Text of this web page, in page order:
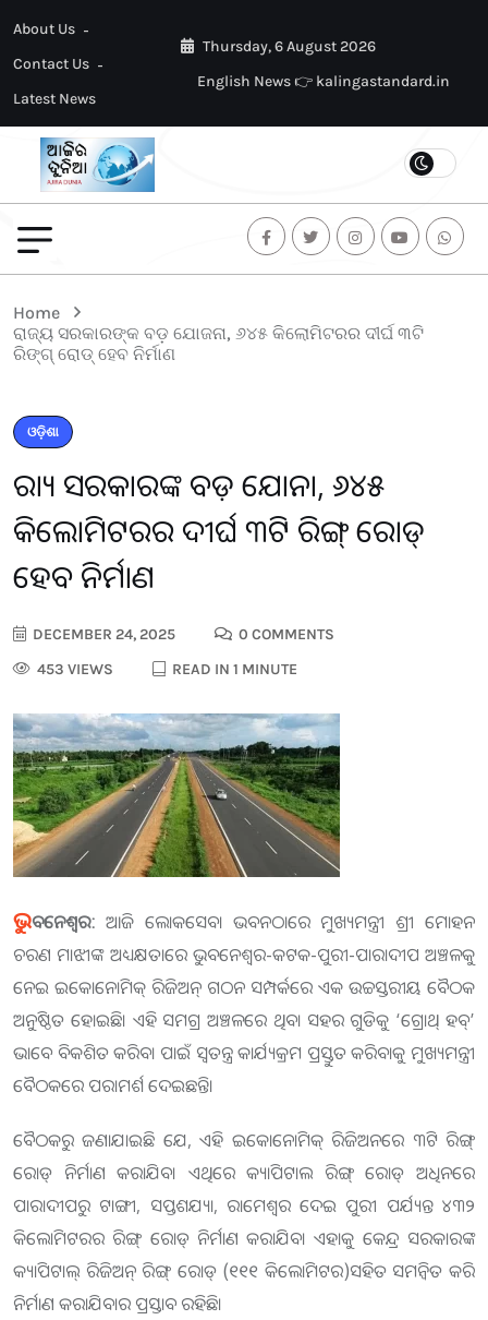
About Us
Contact Us
Latest News
Thursday, 6 August 2026
English News 👉 kalingastandard.in
Home
ରାଜ୍ୟ ସରକାରଙ୍କ ବଡ଼ ଯୋଜନା, ୬୪୫ କିଲୋମିଟରର ଦୀର୍ଘ ୩ଟି
ରିଙ୍ଗ୍ ରୋଡ୍ ହେବ ନିର୍ମାଣ
ଓଡ଼ିଶା
ରାଜ୍ୟ ସରକାରଙ୍କ ବଡ଼ ଯୋଜନା, ୬୪୫
କିଲୋମିଟରର ଦୀର୍ଘ ୩ଟି ରିଙ୍ଗ୍ ରୋଡ୍
ହେବ ନିର୍ମାଣ
DECEMBER 24, 2025
0 COMMENTS
453 VIEWS
READ IN 1 MINUTE
ଭୁବନେଶ୍ଵର: ଆଜି ଲୋକସେବା ଭବନଠାରେ ମୁଖ୍ୟମନ୍ତ୍ରୀ ଶ୍ରୀ ମୋହନ
ଚରଣ ମାଝୀଙ୍କ ଅଧ୍ୟକ୍ଷତାରେ ଭୁବନେଶ୍ୱର-କଟକ-ପୁରୀ-ପାରାଦୀପ ଅଞ୍ଚଳକୁ
ନେଇ ଇକୋନୋମିକ୍ ରିଜିଅନ୍ ଗଠନ ସମ୍ପର୍କରେ ଏକ ଉଚ୍ଚସ୍ତରୀୟ ବୈଠକ
ଅନୁଷ୍ଠିତ ହୋଇଛି। ଏହି ସମଗ୍ର ଅଞ୍ଚଳରେ ଥିବା ସହର ଗୁଡିକୁ ‘ଗ୍ରୋଥ୍ ହବ୍’
ଭାବେ ବିକଶିତ କରିବା ପାଇଁ ସ୍ୱତନ୍ତ୍ର କାର୍ଯ୍ୟକ୍ରମ ପ୍ରସ୍ତୁତ କରିବାକୁ ମୁଖ୍ୟମନ୍ତ୍ରୀ
ବୈଠକରେ ପରାମର୍ଶ ଦେଇଛନ୍ତି।
ବୈଠକରୁ ଜଣାଯାଇଛି ଯେ, ଏହି ଇକୋନୋମିକ୍ ରିଜିଅନରେ ୩ଟି ରିଙ୍ଗ୍
ରୋଡ୍ ନିର୍ମାଣ କରାଯିବ। ଏଥିରେ କ୍ୟାପିଟାଲ ରିଙ୍ଗ୍ ରୋଡ୍ ଅଧିନରେ
ପାରାଦୀପରୁ ଟାଙ୍ଗୀ, ସପ୍ତଶଯ୍ୟା, ରାମେଶ୍ୱର ଦେଇ ପୁରୀ ପର୍ଯ୍ୟନ୍ତ ୪୩୨
କିଲୋମିଟରର ରିଙ୍ଗ୍ ରୋଡ୍ ନିର୍ମାଣ କରାଯିବ। ଏହାକୁ କେନ୍ଦ୍ର ସରକାରଙ୍କ
କ୍ୟାପିଟାଲ୍ ରିଜିଅନ୍ ରିଙ୍ଗ୍ ରୋଡ୍ (୧୧୧ କିଲୋମିଟର)ସହିତ ସମନ୍ୱିତ କରି
ନିର୍ମାଣ କରାଯିବାର ପ୍ରସ୍ତାବ ରହିଛି।